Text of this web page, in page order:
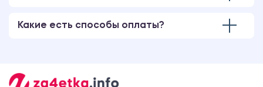
Какие есть способы оплаты?